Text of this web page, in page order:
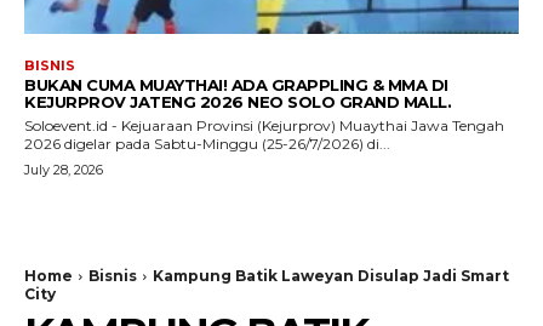
BISNIS
BUKAN CUMA MUAYTHAI! ADA GRAPPLING & MMA DI
KEJURPROV JATENG 2026 NEO SOLO GRAND MALL.
Soloevent.id - Kejuaraan Provinsi (Kejurprov) Muaythai Jawa Tengah
2026 digelar pada Sabtu-Minggu (25-26/7/2026) di...
July 28, 2026